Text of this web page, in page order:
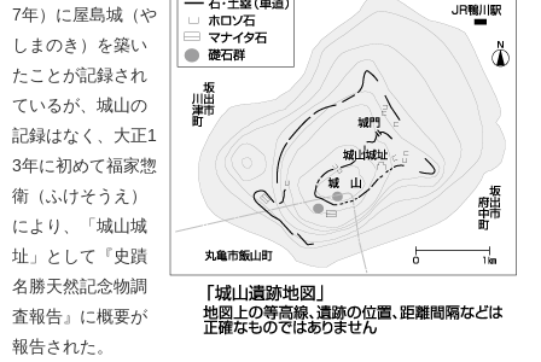
7年）に屋島城（や
しまのき）を築い
たことが記録され
ているが、城山の
記録はなく、大正1
3年に初めて福家惣
衛（ふけそうえ）
により、「城山城
址」として『史蹟
名勝天然記念物調
査報告』に概要が
報告された。